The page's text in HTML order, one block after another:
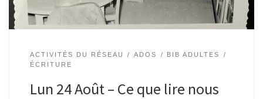
ACTIVITÉS DU RÉSEAU ADOS
BIB ADULTES
ÉCRITURE
Lun 24 Août – Ce que lire nous